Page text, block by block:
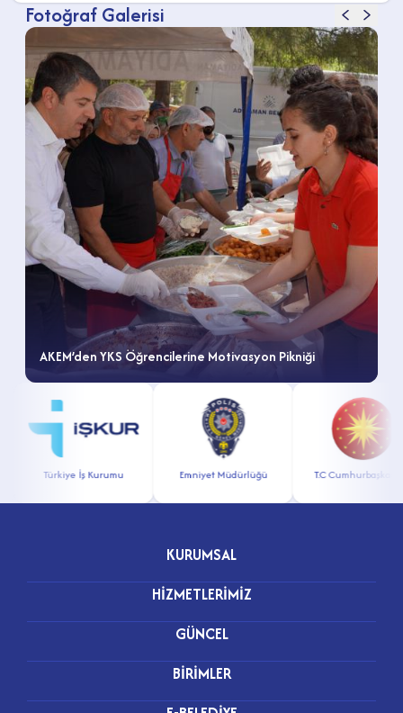
Fotoğraf Galerisi
AKEM’den YKS Öğrencilerine Motivasyon Pikniği
Türkiye İş Kurumu Emniyet Müdürlüğü T.C Cumhurbaşkanlığı
KURUMSAL
HİZMETLERİMİZ
GÜNCEL
BİRİMLER